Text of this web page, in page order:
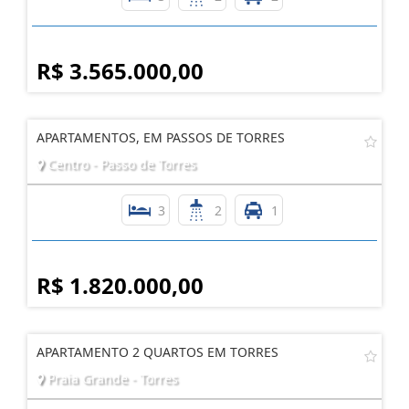
R$ 3.565.000,00
APARTAMENTOS, EM PASSOS DE TORRES
Centro - Passo de Torres
3 2 1
R$ 1.820.000,00
APARTAMENTO 2 QUARTOS EM TORRES
Praia Grande - Torres